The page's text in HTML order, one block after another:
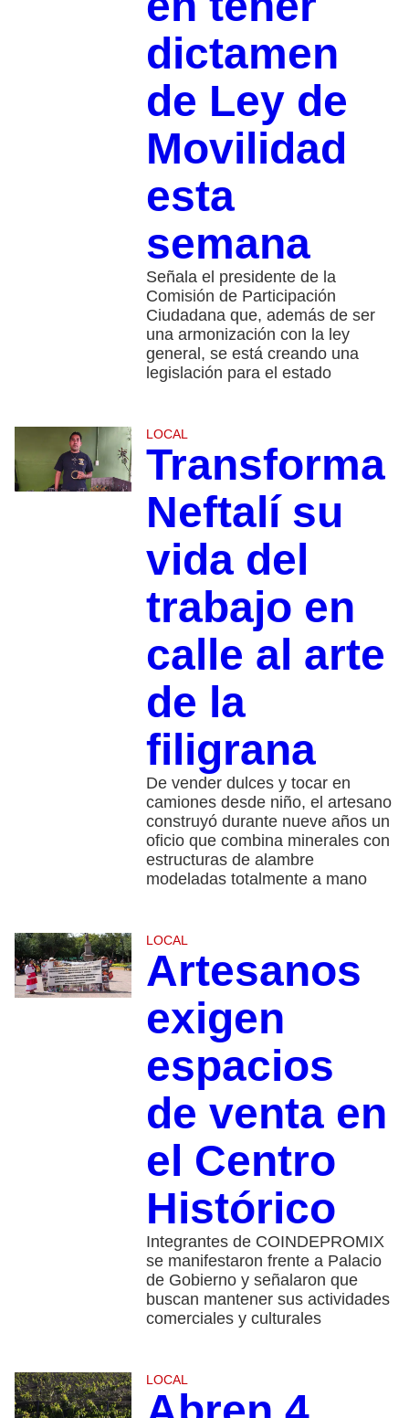
dictamen
de Ley de
Movilidad
esta
semana
Señala el presidente de la
Comisión de Participación
Ciudadana que, además de ser
una armonización con la ley
general, se está creando una
legislación para el estado
LOCAL
Transforma
Neftalí su
vida del
trabajo en
calle al arte
de la
filigrana
De vender dulces y tocar en
camiones desde niño, el artesano
construyó durante nueve años un
oficio que combina minerales con
estructuras de alambre
modeladas totalmente a mano
LOCAL
Artesanos
exigen
espacios
de venta en
el Centro
Histórico
Integrantes de COINDEPROMIX
se manifestaron frente a Palacio
de Gobierno y señalaron que
buscan mantener sus actividades
comerciales y culturales
LOCAL